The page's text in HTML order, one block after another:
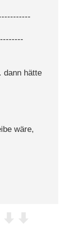
dann hätte
wäre,